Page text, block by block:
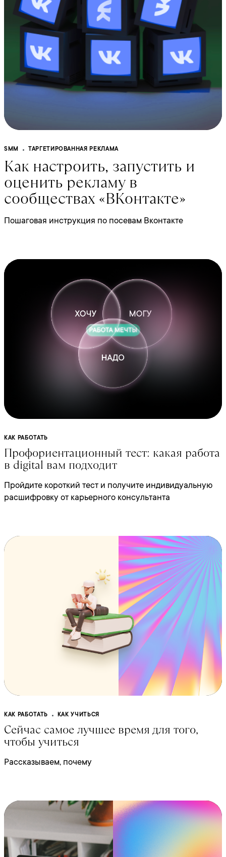
SMM ТАРГЕТИРОВАННАЯ РЕКЛАМА
Как настроить, запустить и
оценить рекламу в
сообществах «ВКонтакте»
Пошаговая инструкция по посевам Вконтакте
КАК РАБОТАТЬ
Профориентационный тест: какая работа
в digital вам подходит
Пройдите короткий тест и получите индивидуальную
расшифровку от карьерного консультанта
КАК РАБОТАТЬ КАК УЧИТЬСЯ
Сейчас самое лучшее время для того,
чтобы учиться
Рассказываем, почему